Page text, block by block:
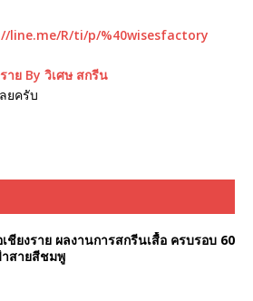
line.me/R/ti/p/%40wisesfactory
าย By วิเศษ สกรีน
ยครับ
ชียงราย ผลงานการสกรีนเสื้อ ครบรอบ 60
สายสีชมพู